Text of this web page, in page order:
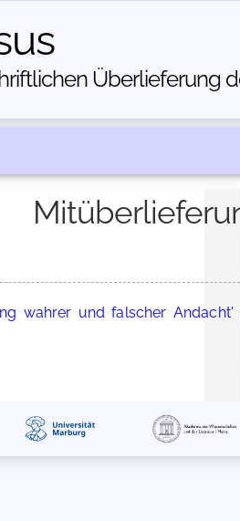
Über­lieferung
wahrer und falscher Andacht'